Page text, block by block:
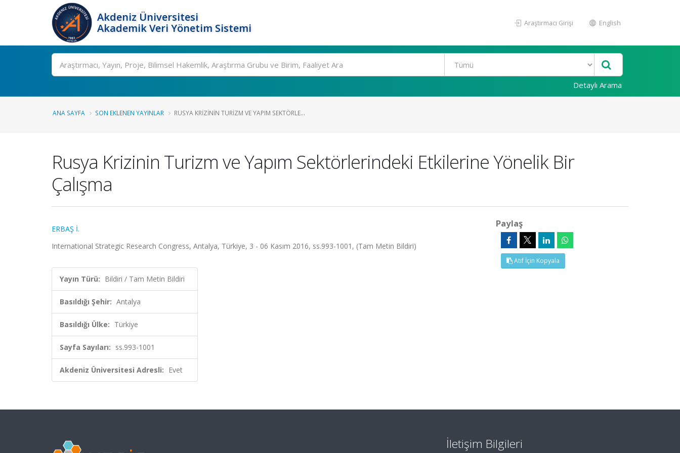
Akdeniz Üniversitesi
Akademik Veri Yönetim Sistemi
Araştırmacı Girişi English
Ara
Detaylı Arama
ANA SAYFA SON EKLENEN YAYINLAR RUSYA KRIZININ TURIZM VE YAPIM SEKTÖRLE...
Rusya Krizinin Turizm ve Yapım Sektörlerindeki Etkilerine Yönelik Bir
Çalışma
ERBAŞ İ.
International Strategic Research Congress, Antalya, Türkiye, 3 - 06 Kasım 2016, ss.993-1001, (Tam Metin Bildiri)
Yayın Türü: Bildiri / Tam Metin Bildiri
Basıldığı Şehir: Antalya
Basıldığı Ülke: Türkiye
Sayfa Sayıları: ss.993-1001
Akdeniz Üniversitesi Adresli: Evet
Paylaş
Atıf İçin Kopyala
İletişim Bilgileri